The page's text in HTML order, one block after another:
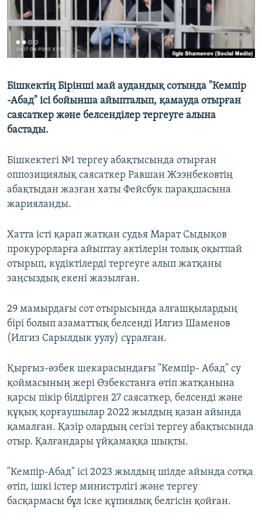
Бішкектің Бірінші май аудандық сотында "Кемпір
-Абад" ісі бойынша айыпталып, қамауда отырған
саясаткер және белсенділер тергеуге алына
бастады.
Бішкектегі №1 тергеу абақтысында отырған
оппозициялық саясаткер Равшан Жээнбековтің
абақтыдан жазған хаты Фейсбук парақшасына
жарияланды.
Хатта істі қарап жатқан судья Марат Сыдықов
прокурорларға айыптау актілерін толық оқытпай
отырып, күдіктілерді тергеуге алып жатқаны
заңсыздық екені жазылған.
29 мамырдағы сот отырысында алғашқылардың
бірі болып азаматтық белсенді Илгиз Шаменов
(Илгиз Сарылдык уулу) сұралған.
Қырғыз-өзбек шекарасындағы "Кемпір- Абад" су
қоймасының жері Өзбекстанға өтіп жатқанына
қарсы пікір білдірген 27 саясаткер, белсенді және
құқық қорғаушылар 2022 жылдың қазан айында
қамалған. Қазір олардың сегізі тергеу абақтысында
отыр. Қалғандары үйқамаққа шықты.
"Кемпір-Абад" ісі 2023 жылдың шілде айында сотқа
өтіп, ішкі істер министрлігі және тергеу
басқармасы бұл іске құпиялық белгісін қойған.